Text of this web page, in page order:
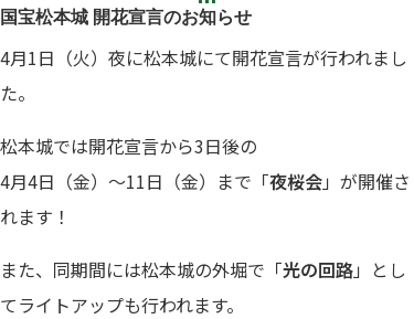
国宝松本城 開花宣言のお知らせ
4月1日（火）夜に松本城にて開花宣言が行われまし
た。
松本城では開花宣言から3日後の
4月4日（金）～11日（金）まで「夜桜会」が開催さ
れます！
また、同期間には松本城の外堀で「光の回路」とし
てライトアップも行われます。